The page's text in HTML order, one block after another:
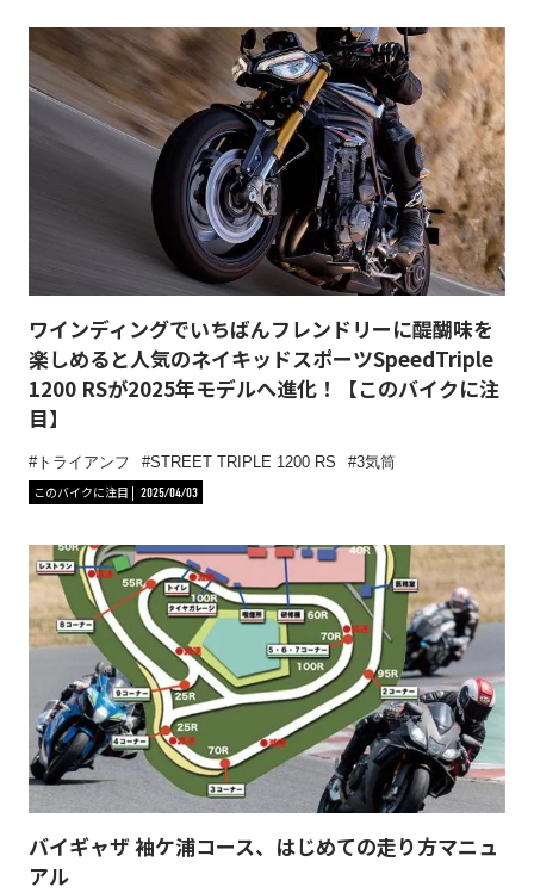
ワインディングでいちばんフレンドリーに醍醐味を
楽しめると人気のネイキッドスポーツSpeedTriple
1200 RSが2025年モデルへ進化！【このバイクに注
目】
トライアンフ STREET TRIPLE 1200 RS
3気筒
このバイクに注目
2025/04/03
バイギャザ 袖ケ浦コース、はじめての走り方マニュ
アル